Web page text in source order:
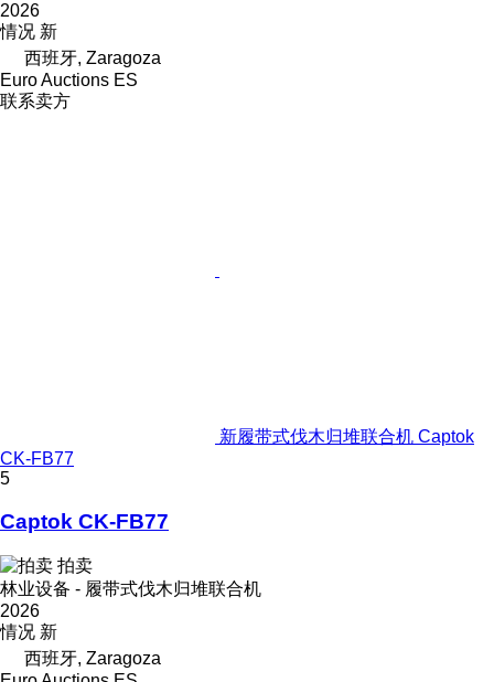
2026
情况 新
西班牙, Zaragoza
Euro Auctions ES
联系卖方
新履带式伐木归堆联合机 Captok
CK-FB77
5
Captok CK-FB77
拍卖
林业设备 - 履带式伐木归堆联合机
2026
情况 新
西班牙, Zaragoza